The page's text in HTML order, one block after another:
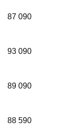
87 090
93 090
89 090
88 590